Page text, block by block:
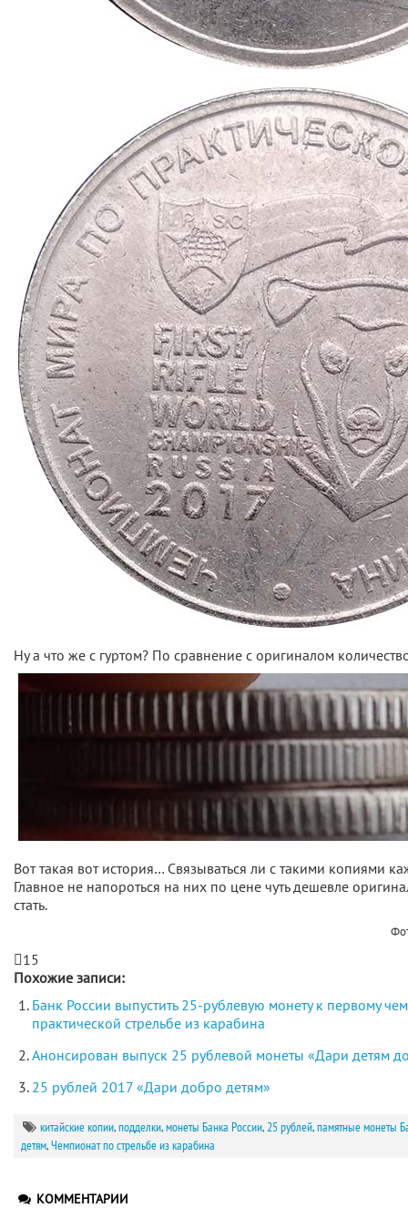
Ну а что же с гуртом? По сравнение с оригиналом
Вот такая вот история… Связываться ли с такими копиями
Главное не напороться на них по цене чуть дешевле
стать.
15
Похожие записи:
Банк России выпустить 25-рублевую монету к первому
практической стрельбе из карабина
Анонсирован выпуск 25 рублевой монеты «Дари детям
25 рублей 2017 «Дари добро детям»
китайские копии,подделки,монеты Банка России,25 рублей,памятные монеты
детям,Чемпионат по стрельбе из карабина
КОММЕНТАРИИ